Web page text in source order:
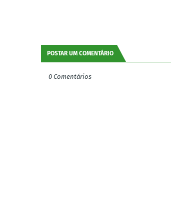
POSTAR UM COMENTÁRIO
0 Comentários